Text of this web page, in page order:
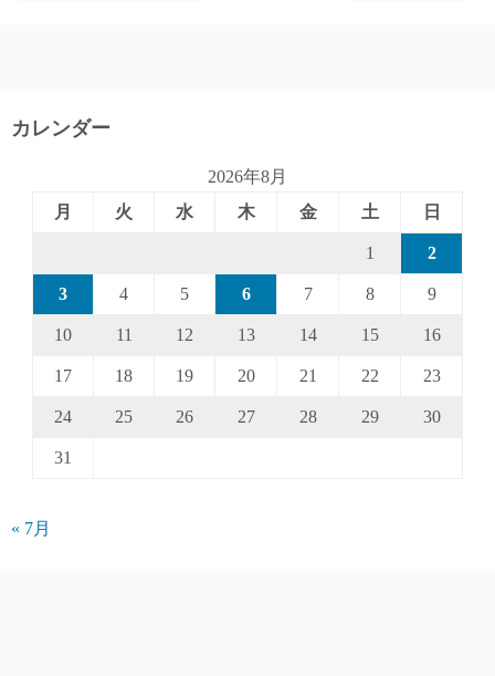
カレンダー
2026年8月
月
火 水 木 金 土 日
1 2
3 4 5 6 7 8 9
10 11 12 13 14 15 16
17 18 19 20 21 22 23
24 25 26 27 28 29 30
31
« 7月